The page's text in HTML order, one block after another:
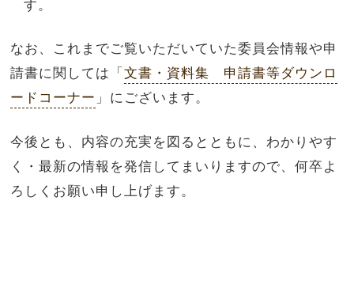
す。
なお、これまでご覧いただいていた委員会情報や申
請書に関しては「文書・資料集 申請書等ダウンロ
ードコーナー 」にございます。
今後とも、内容の充実を図るとともに、わかりやす
く・最新の情報を発信してまいりますので、何卒よ
ろしくお願い申し上げます。